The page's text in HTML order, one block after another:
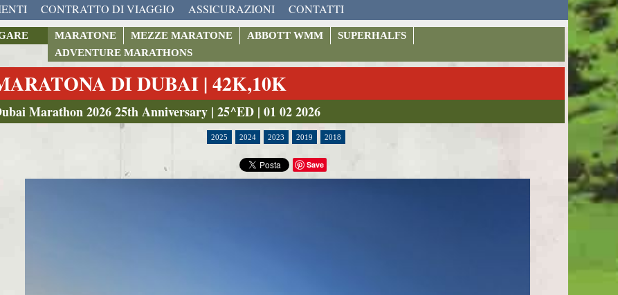
CONTRATTO DI VIAGGIO ASSICURAZIONI CONTATTI
MARATONE MEZZE MARATONE ABBOTT WMM
SUPERHALFS
ADVENTURE MARATHONS
DI DUBAI | 42K,10K
Marathon 2026 25th Anniversary | 25^ED | 01 02 2026
2025 2024 2023 2019 2018
Save